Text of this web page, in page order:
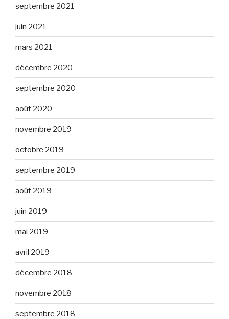
septembre 2021
juin 2021
mars 2021
décembre 2020
septembre 2020
août 2020
novembre 2019
octobre 2019
septembre 2019
août 2019
juin 2019
mai 2019
avril 2019
décembre 2018
novembre 2018
septembre 2018